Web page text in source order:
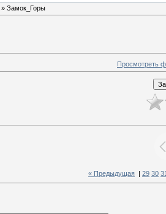
» Замок_Горы
Просмотреть
« Предыдущая 29 30